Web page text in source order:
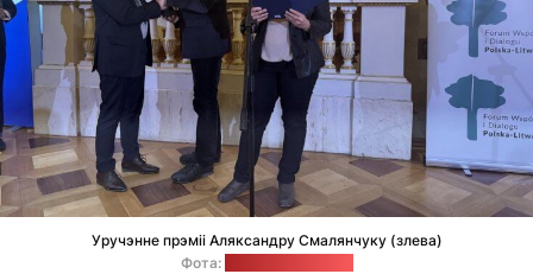
Уручэнне прэміі Аляксандру Смалянчуку (злева)
Фота: